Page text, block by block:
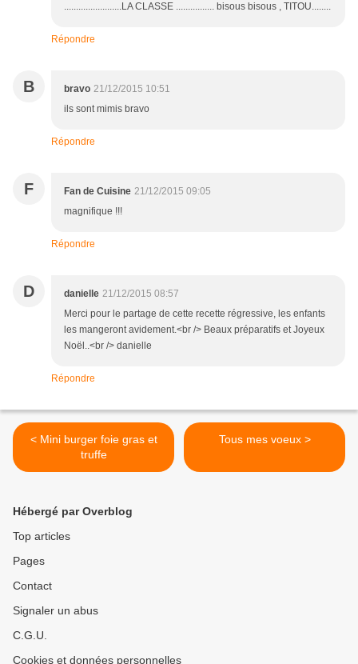
........................LA CLASSE ................ bisous bisous , TITOU........
Répondre
B bravo 21/12/2015 10:51
ils sont mimis bravo
Répondre
F Fan de Cuisine 21/12/2015 09:05
magnifique !!!
Répondre
D danielle 21/12/2015 08:57
Merci pour le partage de cette recette régressive, les enfants
les mangeront avidement.<br /> Beaux préparatifs et Joyeux
Noël..<br /> danielle
Répondre
< Mini burger foie gras et
truffe
Tous mes voeux >
Hébergé par Overblog
Top articles
Pages
Contact
Signaler un abus
C.G.U.
Cookies et données personnelles